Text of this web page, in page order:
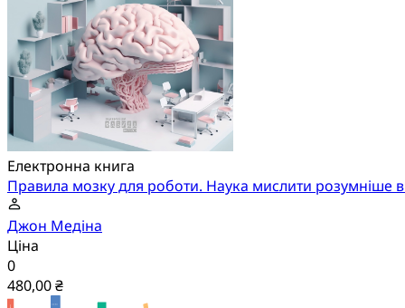
Електронна книга
Правила мозку для роботи. Наука мислити розумніше в
Джон Медіна
Ціна
0
480,00 ₴